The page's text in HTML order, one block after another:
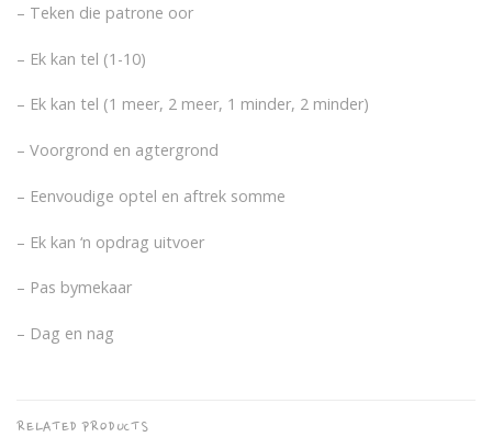
– Teken die patrone oor
– Ek kan tel (1-10)
– Ek kan tel (1 meer, 2 meer, 1 minder, 2 minder)
– Voorgrond en agtergrond
– Eenvoudige optel en aftrek somme
– Ek kan ‘n opdrag uitvoer
– Pas bymekaar
– Dag en nag
RELATED PRODUCTS